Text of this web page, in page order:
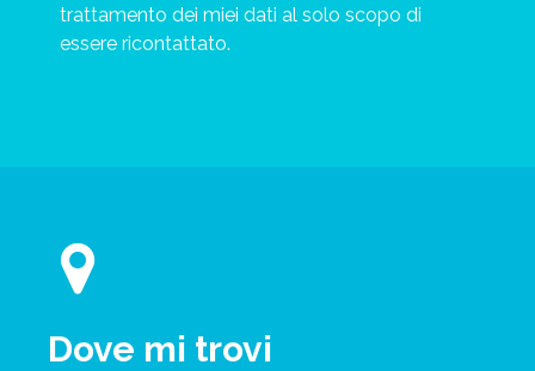
trattamento dei miei dati al solo scopo di
essere ricontattato.
Dove mi trovi